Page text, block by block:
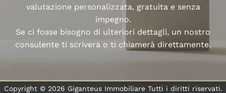
valutazione personalizzata, gratuita e senza
impegno.
Se ci fosse bisogno di ulteriori dettagli, un nostro
consulente ti scriverà o ti chiamerà direttamente.
Copyright © 2026 Giganteus Immobiliare Tutti i diritti riservati.